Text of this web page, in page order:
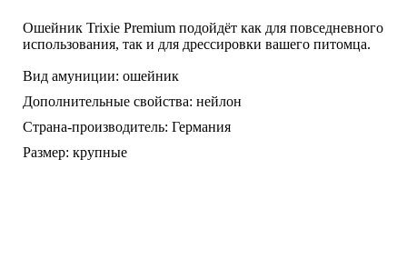
Ошейник Trixie Premium подойдёт как для повседневного
использования, так и для дрессировки вашего питомца.
Вид амуниции: ошейник
Дополнительные свойства: нейлон
Страна-производитель: Германия
Размер: крупные